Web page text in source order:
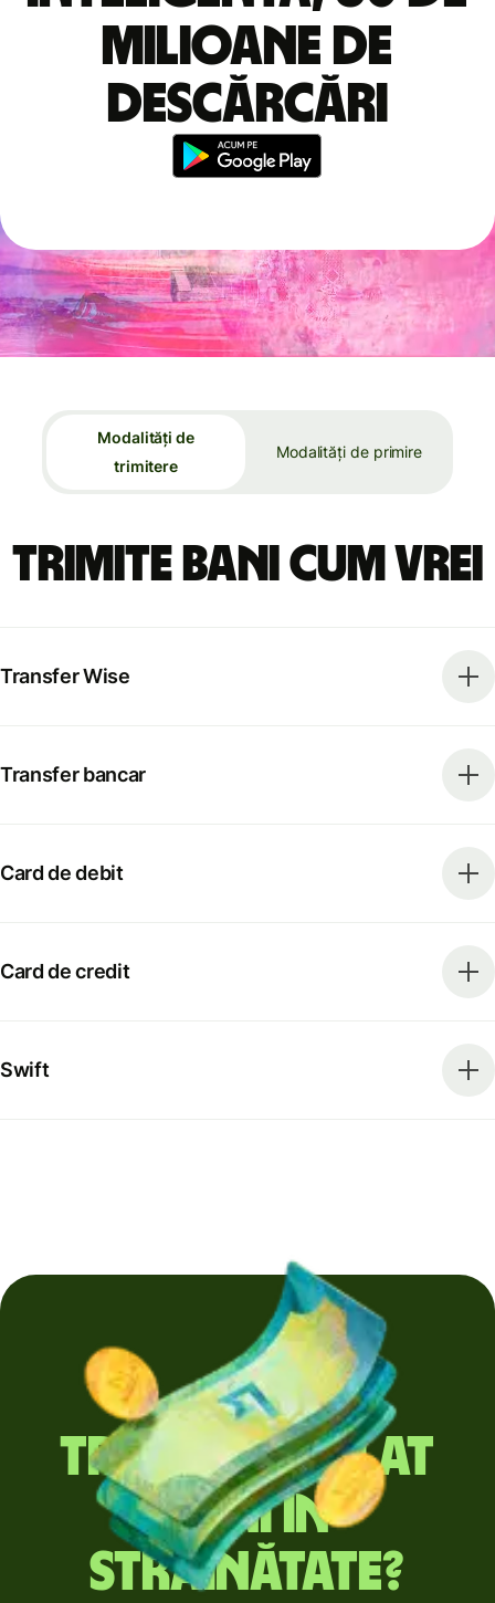
milioane de
descărcări
Modalități de
trimitere
Modalități de primire
Trimite bani cum vrei
Transfer Wise
Transfer bancar
Card de debit
Card de credit
Swift
Trimiți regulat
bani în
străinătate?